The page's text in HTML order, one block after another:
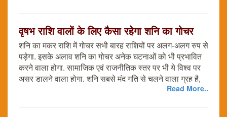
वृषभ राशि वालों के लिए कैसा रहेगा शनि का गोचर
शनि का मकर राशि में गोचर सभी बारह राशियों पर अलग-अलग रुप से
पड़ेगा. इसके अलाव शनि का गोचर अनेक घटनाओं को भी प्रभावित
करने वाला होगा. सामाजिक एवं राजनीतिक स्तर पर भी ये विश्व पर
असर डालने वाला होगा. शनि सबसे मंद गति से चलने वाला ग्रह है,
Read More..